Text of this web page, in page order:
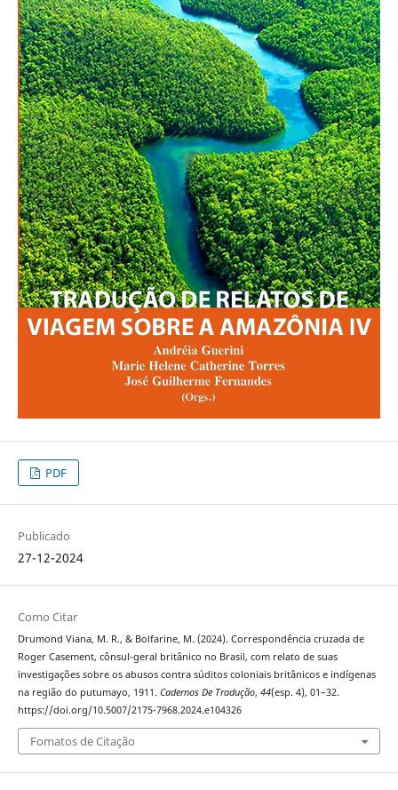
PDF
Publicado
27-12-2024
Como Citar
Drumond Viana, M. R., & Bolfarine, M. (2024). Correspondência cruzada de
Roger Casement, cônsul-geral britânico no Brasil, com relato de suas
investigações sobre os abusos contra súditos coloniais britânicos e indígenas
na região do putumayo, 1911. Cadernos De Tradução, 44(esp. 4), 01–32.
https://doi.org/10.5007/2175-7968.2024.e104326
Fomatos de Citação